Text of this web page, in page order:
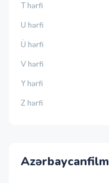
T hərfi
U hərfi
Ü hərfi
V hərfi
Y hərfi
Z hərfi
Azərbaycanfilm